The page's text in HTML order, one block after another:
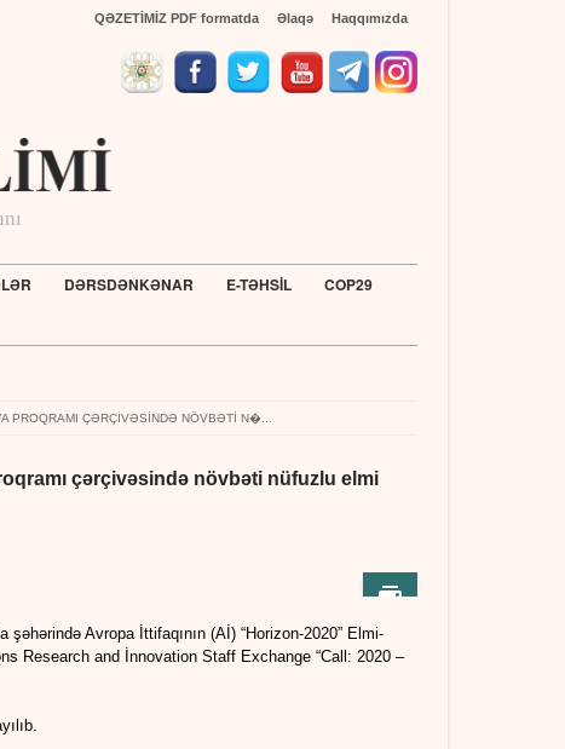
QƏZETİMİZ PDF formatda Əlaqə Haqqımızda
DƏRSDƏNKƏNAR E-TƏHSİL
COP29
PROQRAMI ÇƏRÇIVƏSINDƏ NÖVBƏTI N�...
çərçivəsində növbəti nüfuzlu elmi
Avropa İttifaqının (Aİ) “Horizon-2020” Elmi-
Research and İnnovation Staff Exchange “Call: 2020 –